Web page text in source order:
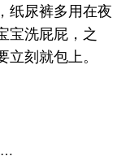
纸尿裤多用在夜
宝洗屁屁，之
刻就包上。